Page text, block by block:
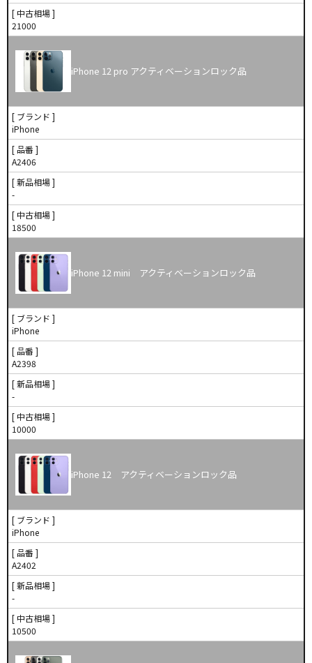
[ 中古相場 ]
21000
iPhone 12 pro アクティベーションロック品
[ ブランド ]
iPhone
[ 品番 ]
A2406
[ 新品相場 ]
-
[ 中古相場 ]
18500
iPhone 12 mini アクティベーションロック品
[ ブランド ]
iPhone
[ 品番 ]
A2398
[ 新品相場 ]
-
[ 中古相場 ]
10000
iPhone 12 アクティベーションロック品
[ ブランド ]
iPhone
[ 品番 ]
A2402
[ 新品相場 ]
-
[ 中古相場 ]
10500